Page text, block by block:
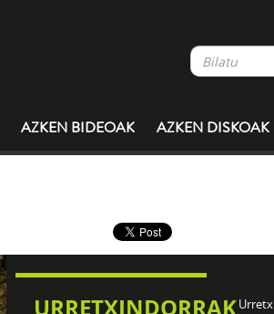
AZKEN BIDEOAK AZKEN DISKOAK
URRETXINDORRAK